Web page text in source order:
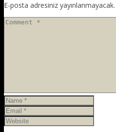
E-posta adresiniz yayınlanmayacak.